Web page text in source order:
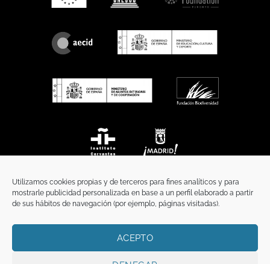
Utilizamos cookies propias y de terceros para fines analíticos y para
mostrarle publicidad personalizada en base a un perfil elaborado a partir
de sus hábitos de navegación (por ejemplo, páginas visitadas).
ACEPTO